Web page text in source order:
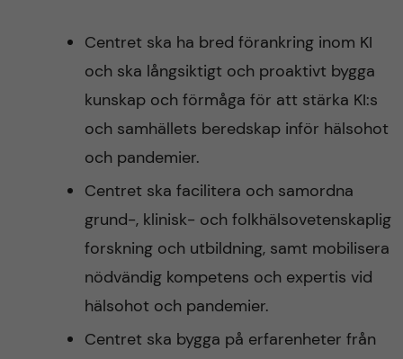
Centret ska ha bred förankring inom KI
och ska långsiktigt och proaktivt bygga
kunskap och förmåga för att stärka KI:s
och samhällets beredskap inför hälsohot
och pandemier.
Centret ska facilitera och samordna
grund-, klinisk- och folkhälsovetenskaplig
forskning och utbildning, samt mobilisera
nödvändig kompetens och expertis vid
hälsohot och pandemier.
Centret ska bygga på erfarenheter från